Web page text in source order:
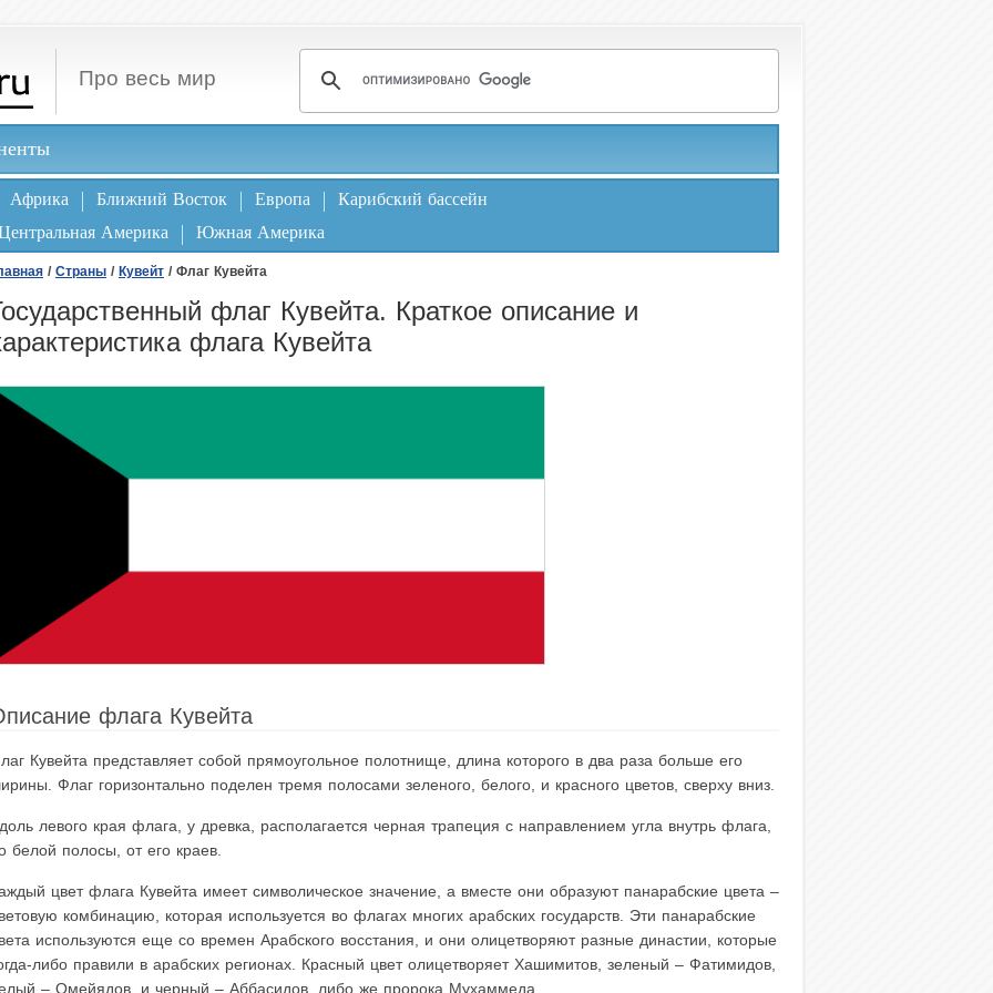
Про весь мир
Африка Ближний Восток Европа
Карибский бассейн
Америка
Южная Америка
/ Страны / Кувейт / Флаг Кувейта
флаг Кувейта. Краткое описание и
флага Кувейта
флага Кувейта
Кувейта представляет собой прямоугольное полотнище, длина которого в два раза больше его
Флаг горизонтально поделен тремя полосами зеленого, белого, и красного цветов, сверху вниз.
левого края флага, у древка, располагается черная трапеция с направлением угла внутрь флага,
белой полосы, от его краев.
цвет флага Кувейта имеет символическое значение, а вместе они образуют панарабские цвета –
комбинацию, которая используется во флагах многих арабских государств. Эти панарабские
используются еще со времен Арабского восстания, и они олицетворяют разные династии, которые
либо правили в арабских регионах. Красный цвет олицетворяет Хашимитов, зеленый – Фатимидов,
– Омейядов, и черный – Аббасидов, либо же пророка Мухаммеда.